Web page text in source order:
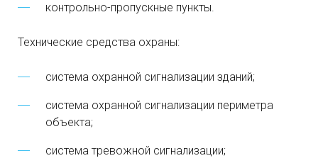
контрольно-пропускные пункты.
Технические средства охраны:
система охранной сигнализации зданий;
система охранной сигнализации периметра
объекта;
система тревожной сигнализации;